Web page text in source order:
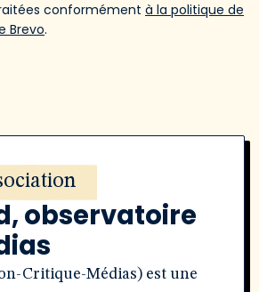
conformément à la politique de
Brevo.
observatoire
Critique-Médias) est une